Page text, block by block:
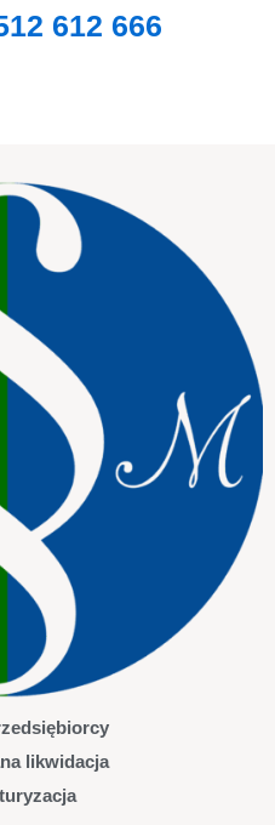
612 666
likwidacja